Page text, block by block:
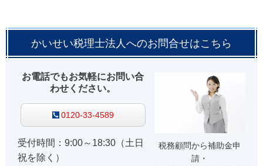
かいせい税理士法人へのお問合せはこちら
税務顧問から補助金申
請・
お電話でもお気軽にお問い合
わせください。
0120-33-4589
受付時間：9:00～18:30（土日
祝を除く）